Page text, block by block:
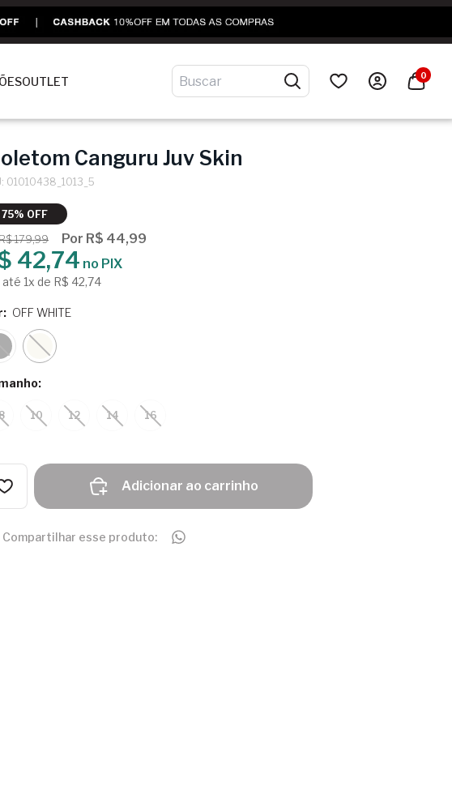
OUTLET 0
Canguru Juv Skin
01010438_1013_5
75% OFF
179,99 Por R$ 44,99
42,74 no PIX
até 1x de R$ 42,74
10 12 14 16
OFF WHITE
Adicionar ao carrinho
Compartilhar esse produto: